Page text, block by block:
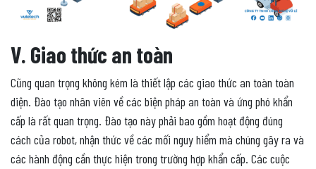
V. Giao thức an toàn
Cũng quan trọng không kém là thiết lập các giao thức an toàn toàn
diện. Đào tạo nhân viên về các biện pháp an toàn và ứng phó khẩn
cấp là rất quan trọng. Đào tạo này phải bao gồm hoạt động đúng
cách của robot, nhận thức về các mối nguy hiểm mà chúng gây ra và
các hành động cần thực hiện trong trường hợp khẩn cấp. Các cuộc